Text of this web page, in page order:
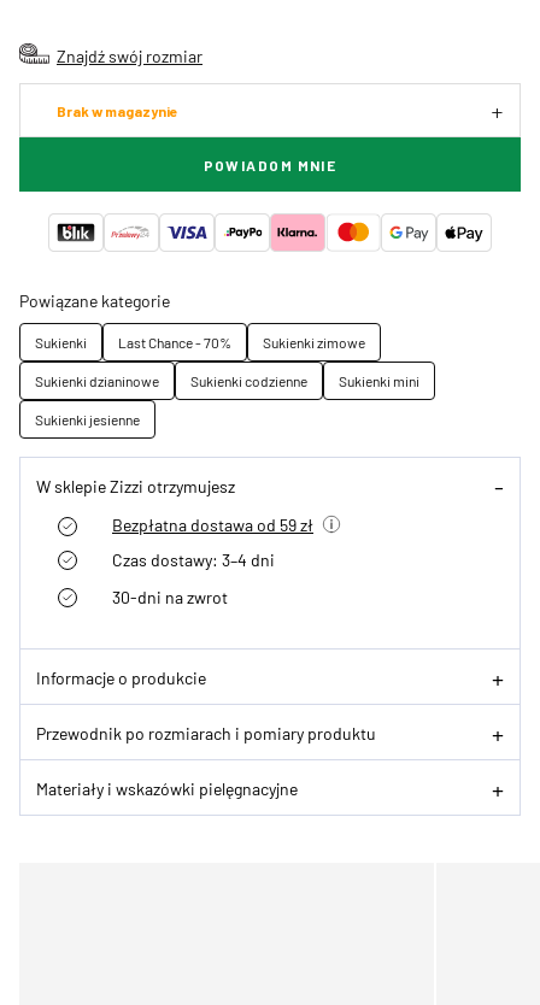
Znajdź swój rozmiar
Brak w magazynie
POWIADOM MNIE
Powiązane kategorie
Sukienki Last Chance - 70%
Sukienki zimowe
Sukienki dzianinowe
Sukienki codzienne
Sukienki mini
Sukienki jesienne
W sklepie Zizzi otrzymujesz
Bezpłatna dostawa od 59 zł
Czas dostawy: 3–4 dni
30-dni na zwrot
Informacje o produkcie
Przewodnik po rozmiarach i pomiary produktu
Materiały i wskazówki pielęgnacyjne